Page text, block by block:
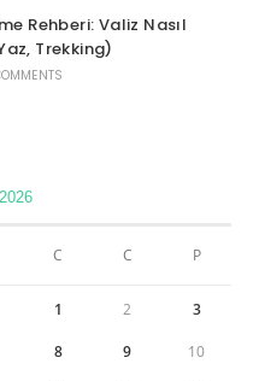
Rehberi: Valiz Nasıl
Trekking)
C C P
1 2 3
8 9 10